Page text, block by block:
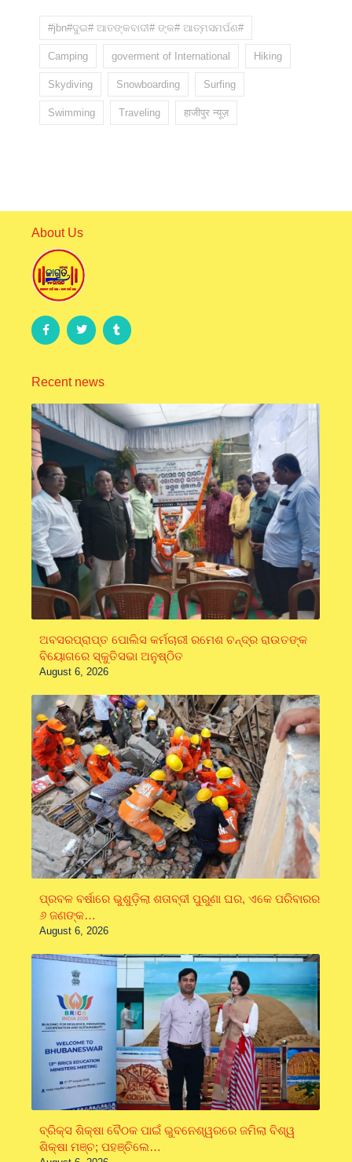
#jbn#ଦୁଇ# ଆତଙ୍କବାଦୀ# ଙ୍କ# ଆତ୍ମସମର୍ପଣ#
Camping goverment of International Hiking
Skydiving Snowboarding Surfing
Swimming Traveling हाजीपुर न्यूज़
About Us
Recent news
ଅବସରପ୍ରାପ୍ତ ପୋଲିସ କର୍ମଚାରୀ ରମେଶ ଚନ୍ଦ୍ର ରାଉତଙ୍କ
ବିୟୋଗରେ ସ୍କୁତିସଭା ଅନୁଷ୍ଠିତ
August 6, 2026
ପ୍ରବଳ ବର୍ଷାରେ ଭୁଶୁଡ଼ିଲା ଶତାବ୍ଦୀ ପୁରୁଣା ଘର, ଏକେ ପରିବାରର
୬ ଜଣଙ୍କ…
August 6, 2026
ବ୍ରିକ୍ସ ଶିକ୍ଷା ବୈଠକ ପାଇଁ ଭୁବନେଶ୍ୱରରେ ଜମିଲା ବିଶ୍ୱ
ଶିକ୍ଷା ମଞ୍ଚ; ପହଞ୍ଚିଲେ…